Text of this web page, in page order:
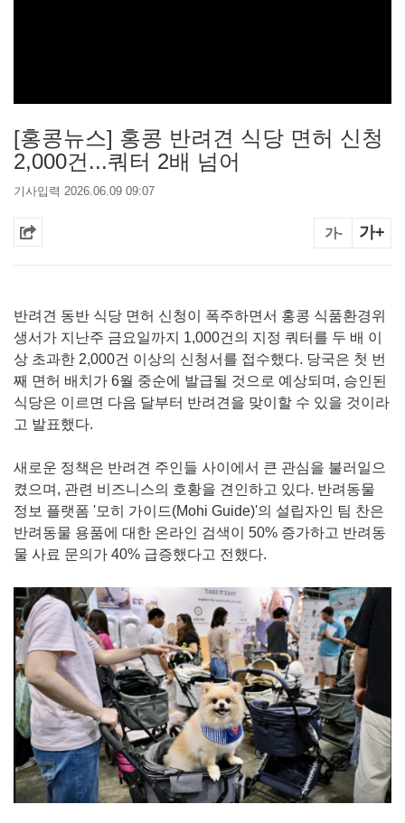
[홍콩뉴스] 홍콩 반려견 식당 면허 신청
2,000건...쿼터 2배 넘어
기사입력 2026.06.09 09:07
가- 가+
반려견 동반 식당 면허 신청이 폭주하면서 홍콩 식품환경위
생서가 지난주 금요일까지 1,000건의 지정 쿼터를 두 배 이
상 초과한 2,000건 이상의 신청서를 접수했다. 당국은 첫 번
째 면허 배치가 6월 중순에 발급될 것으로 예상되며, 승인된
식당은 이르면 다음 달부터 반려견을 맞이할 수 있을 것이라
고 발표했다.
새로운 정책은 반려견 주인들 사이에서 큰 관심을 불러일으
켰으며, 관련 비즈니스의 호황을 견인하고 있다. 반려동물
정보 플랫폼 '모히 가이드(Mohi Guide)'의 설립자인 팀 찬은
반려동물 용품에 대한 온라인 검색이 50% 증가하고 반려동
물 사료 문의가 40% 급증했다고 전했다.